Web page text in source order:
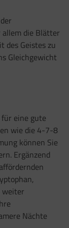
die Blätter
des Geistes zu
Gleichgewicht
eine gute
wie die 4-7-8
können Sie
Ergänzend
weiter
Nächte